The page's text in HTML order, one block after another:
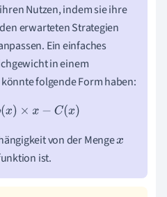
Nutzen, indem sie ihre
erwarteten Strategien
Ein einfaches
in einem
folgende Form haben:
p(x) ×x −C (x)
von der Mengex
ist.